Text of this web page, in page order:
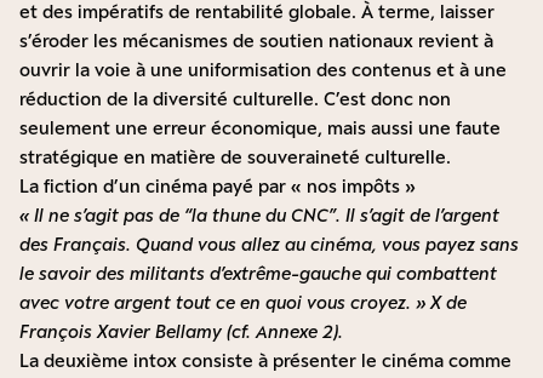
et des impératifs de rentabilité globale. À terme, laisser
s’éroder les mécanismes de soutien nationaux revient à
ouvrir la voie à une uniformisation des contenus et à une
réduction de la diversité culturelle. C’est donc non
seulement une erreur économique, mais aussi une faute
stratégique en matière de souveraineté culturelle.
La fiction d’un cinéma payé par « nos impôts »
« Il ne s’agit pas de “la thune du CNC”. Il s’agit de l’argent
des Français. Quand vous allez au cinéma, vous payez sans
le savoir des militants d’extrême-gauche qui combattent
avec votre argent tout ce en quoi vous croyez. » X de
François Xavier Bellamy (cf. Annexe 2).
La deuxième intox consiste à présenter le cinéma comme